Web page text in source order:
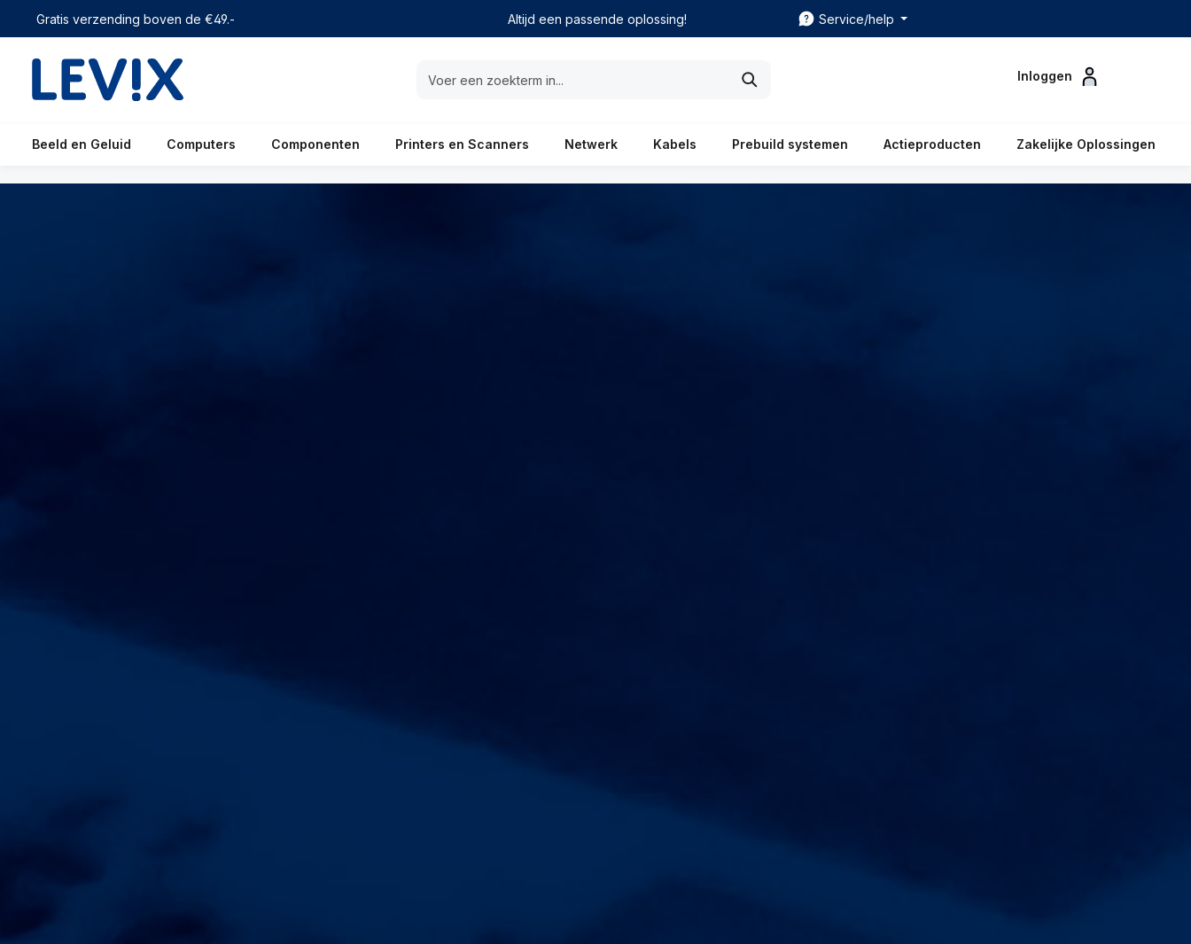
Ga naar de hoofdnavigatie
Gratis verzending boven de €49.- Altijd een passende oplossing! Service/help
Inloggen
Beeld en Geluid Computers Componenten Printers en Scanners Netwerk Kabels Prebuild systemen Actieproducten Zakelijke Oplossingen